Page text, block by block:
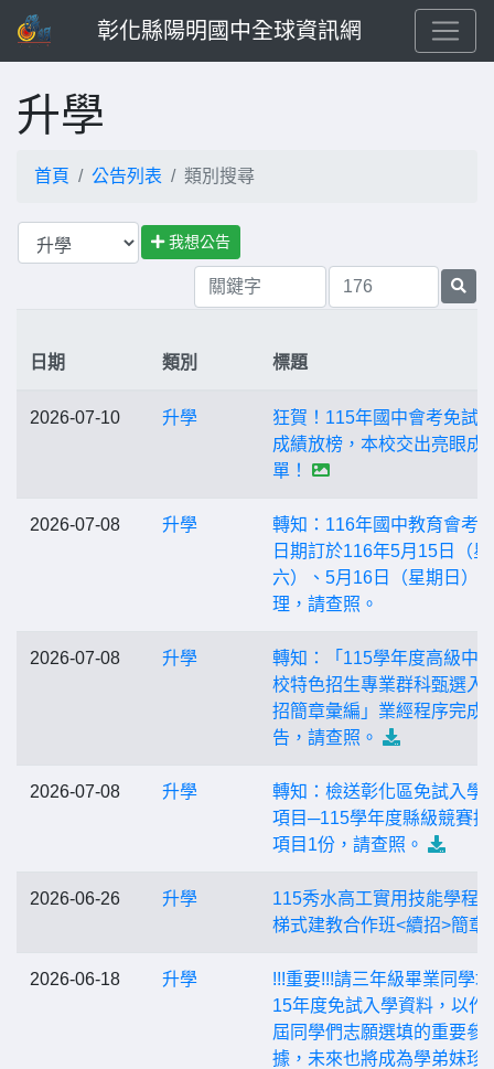
彰化縣陽明國中全球資訊網
升學
首頁 公告列表 類別搜尋
我想公告
日期 類別 標題
2026-07-10 升學
狂賀！115年國中會考免試
成績放榜，本校交出亮眼成
單！
2026-07-08 升學
轉知：116年國中教育會考
日期訂於116年5月15日（
六）、5月16日（星期日）
理，請查照。
2026-07-08 升學
轉知：「115學年度高級中
校特色招生專業群科甄選入
招簡章彙編」業經程序完成
告，請查照。
2026-07-08 升學
轉知：檢送彰化區免試入學
項目─115學年度縣級競賽採
項目1份，請查照。
2026-06-26 升學
115秀水高工實用技能學程+
梯式建教合作班<續招>簡章
2026-06-18 升學
!!!重要!!!請三年級畢業同學
15年度免試入學資料，以作
屆同學們志願選填的重要參
據，未來也將成為學弟妹珍